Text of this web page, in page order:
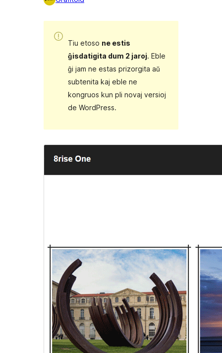
Tiu etoso ne estis
ĝisdatigita dum 2 jaroj. Eble
ĝi jam ne estas prizorgita aŭ
subtenita kaj eble ne
kongruos kun pli novaj versioj
de WordPress.